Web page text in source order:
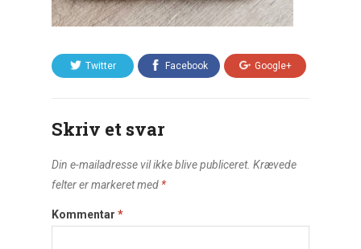
Twitter Facebook Google+
Skriv et svar
Din e-mailadresse vil ikke blive publiceret. Krævede
felter er markeret med *
Kommentar *